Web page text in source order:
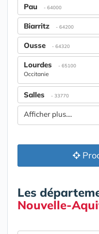
Pau - 64000
Biarritz - 64200
Ousse - 64320
Lourdes - 65100
Occitanie
Salles - 33770
Afficher plus....
Les
Nouvelle-